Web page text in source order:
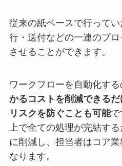
従来の紙ベースで行って
行・送付などの一連のプ
させることができます。
ワークフローを自動化する
かるコストを削減できる
リスクを防ぐことも可能で
上で全ての処理が完結す
に削減し、担当者はコア
なります。